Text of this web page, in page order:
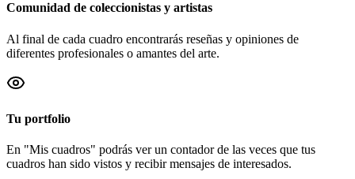
Comunidad de coleccionistas y artistas
Al final de cada cuadro encontrarás reseñas y opiniones de
diferentes profesionales o amantes del arte.
Tu portfolio
En "Mis cuadros" podrás ver un contador de las veces que tus
cuadros han sido vistos y recibir mensajes de interesados.